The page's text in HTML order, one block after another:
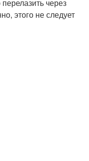
через
этого не следует